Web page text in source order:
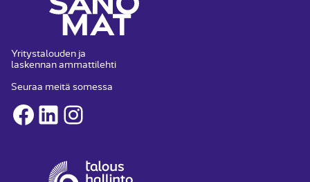
Yritystalouden ja
laskennan ammattilehti
Seuraa meitä somessa
Facebook
LinkedInInstagram